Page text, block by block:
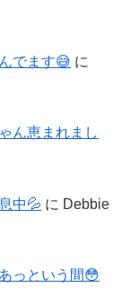
でます😅 に
ん恵まれまし
中💦 に Debbie
っという間😳